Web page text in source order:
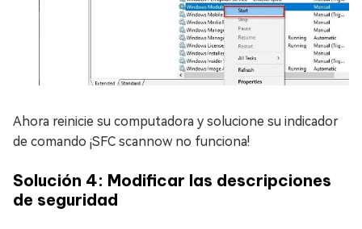
Ahora reinicie su computadora y solucione su indicador
de comando ¡SFC scannow no funciona!
Solución 4: Modificar las descripciones
de seguridad